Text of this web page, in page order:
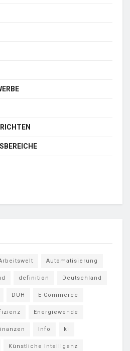
Automatisierung
definition Deutschland
DUH E-Commerce
Energiewende
Info ki
Künstliche Intelligenz